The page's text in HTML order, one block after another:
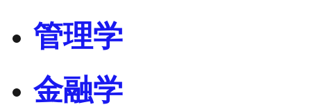
管理学
金融学